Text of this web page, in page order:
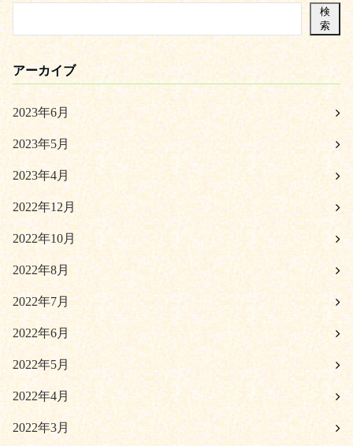
検
索
アーカイブ
2023年6月
2023年5月
2023年4月
2022年12月
2022年10月
2022年8月
2022年7月
2022年6月
2022年5月
2022年4月
2022年3月